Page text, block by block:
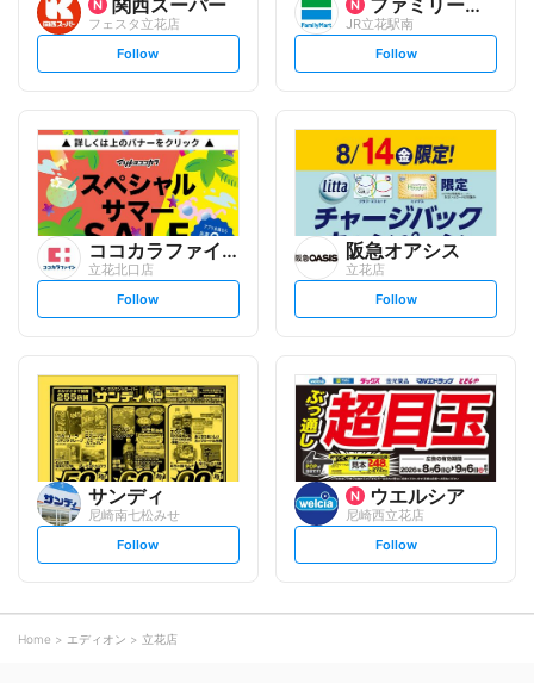
関西スーパー
フェスタ立花店
s
t
l
o
w
Follow
ファミリーマート
JR立花駅南
s
t
l
o
w
Follow
ココカラファイン
立花北口店
s
t
l
o
w
Follow
阪急オアシス
立花店
s
t
l
o
w
Follow
サンディ
尼崎南七松みせ
s
t
o
w
Follow
ウエルシア
尼崎西立花店
s
t
Follow
Home エディオン 立花店